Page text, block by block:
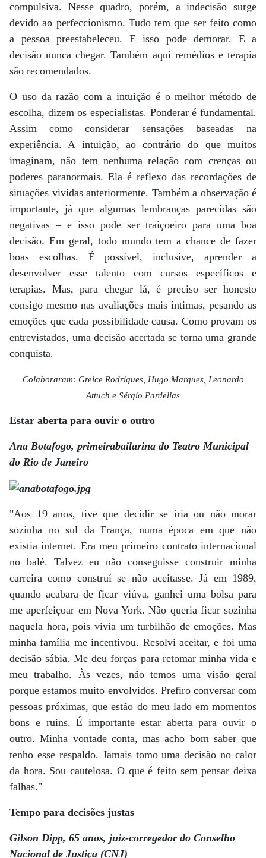
compulsiva. Nesse quadro, porém, a indecisão surge
devido ao perfeccionismo. Tudo tem que ser feito como
a pessoa preestabeleceu. E isso pode demorar. E a
decisão nunca chegar. Também aqui remédios e terapia
são recomendados.
O uso da razão com a intuição é o melhor método de
escolha, dizem os especialistas. Ponderar é fundamental.
Assim como considerar sensações baseadas na
experiência. A intuição, ao contrário do que muitos
imaginam, não tem nenhuma relação com crenças ou
poderes paranormais. Ela é reflexo das recordações de
situações vividas anteriormente. Também a observação é
importante, já que algumas lembranças parecidas são
negativas – e isso pode ser traiçoeiro para uma boa
decisão. Em geral, todo mundo tem a chance de fazer
boas escolhas. É possível, inclusive, aprender a
desenvolver esse talento com cursos específicos e
terapias. Mas, para chegar lá, é preciso ser honesto
consigo mesmo nas avaliações mais íntimas, pesando as
emoções que cada possibilidade causa. Como provam os
entrevistados, uma decisão acertada se torna uma grande
conquista.
Colaboraram: Greice Rodrigues, Hugo Marques, Leonardo
Attuch e Sérgio Pardellas
Estar aberta para ouvir o outro
Ana Botafogo, primeirabailarina do Teatro Municipal
do Rio de Janeiro
"Aos 19 anos, tive que decidir se iria ou não morar
sozinha no sul da França, numa época em que não
existia internet. Era meu primeiro contrato internacional
no balé. Talvez eu não conseguisse construir minha
carreira como construí se não aceitasse. Já em 1989,
quando acabara de ficar viúva, ganhei uma bolsa para
me aperfeiçoar em Nova York. Não queria ficar sozinha
naquela hora, pois vivia um turbilhão de emoções. Mas
minha família me incentivou. Resolvi aceitar, e foi uma
decisão sábia. Me deu forças para retomar minha vida e
meu trabalho. Às vezes, não temos uma visão geral
porque estamos muito envolvidos. Prefiro conversar com
pessoas próximas, que estão do meu lado em momentos
bons e ruins. É importante estar aberta para ouvir o
outro. Minha vontade conta, mas acho bom saber que
tenho esse respaldo. Jamais tomo uma decisão no calor
da hora. Sou cautelosa. O que é feito sem pensar deixa
falhas."
Tempo para decisões justas
Gilson Dipp, 65 anos, juiz-corregedor do Conselho
Nacional de Justiça (CNJ)